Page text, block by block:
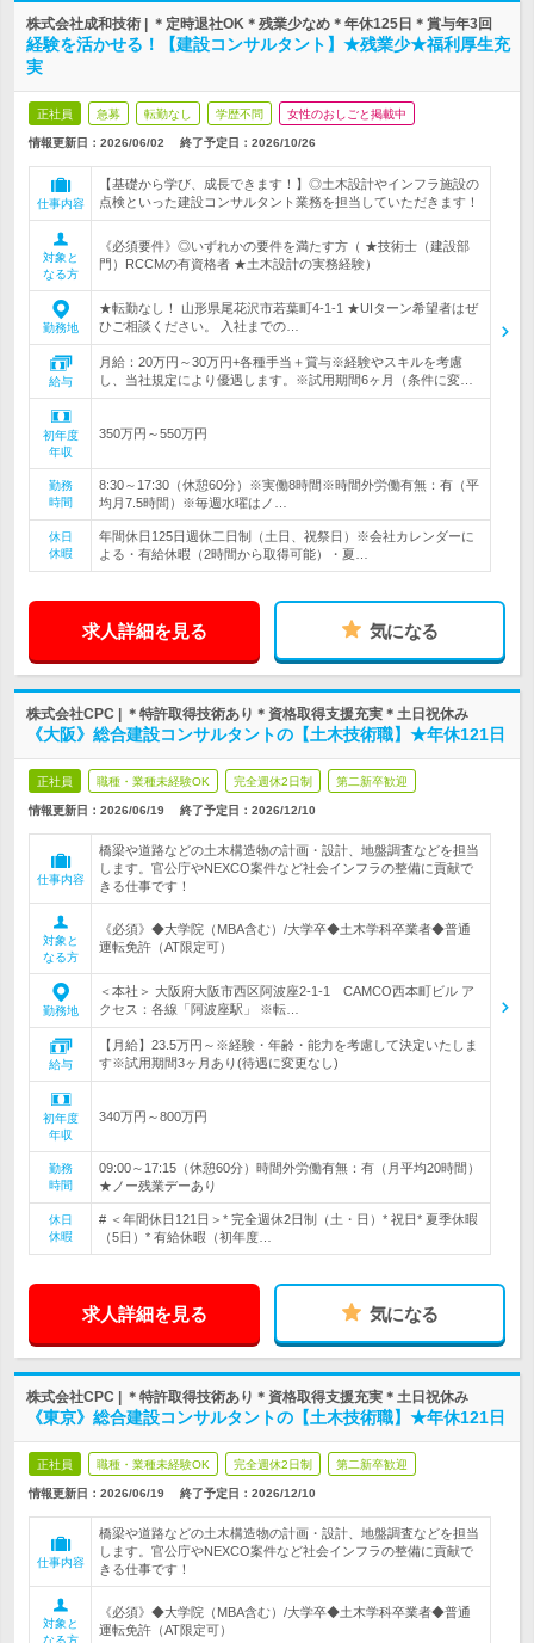
株式会社成和技術 | ＊定時退社OK＊残業少なめ＊年休125日＊賞与年3回
経験を活かせる！【建設コンサルタント】★残業少★福利厚生充
実
正社員 急募 転勤なし 学歴不問 女性のおしごと掲載中
情報更新日：2026/06/02 終了予定日： 2026/10/26
仕事内容
【基礎から学び、成長できます！】◎土木設計やインフラ施設の
点検といった建設コンサルタント業務を担当していただきます！
対象と
なる方
《必須要件》◎いずれかの要件を満たす方（ ★技術士（建設部
門）RCCMの有資格者 ★土木設計の実務経験）
勤務地
★転勤なし！ 山形県尾花沢市若葉町4-1-1 ★UIターン希望者はぜ
ひご相談ください。 入社までの…
給与
月給：20万円～30万円+各種手当＋賞与※経験やスキルを考慮
し、当社規定により優遇します。※試用期間6ヶ月（条件に変…
初年度
年収
350万円～550万円
勤務
時間
8:30～17:30（休憩60分）※実働8時間※時間外労働有無：有（平
均月7.5時間）※毎週水曜はノ…
休日
休暇
年間休日125日週休二日制（土日、祝祭日）※会社カレンダーに
よる・有給休暇（2時間から取得可能）・夏…
求人詳細を見る 気になる
株式会社CPC | ＊特許取得技術あり＊資格取得支援充実＊土日祝休み
《大阪》総合建設コンサルタントの【土木技術職】★年休121日
正社員 職種・業種未経験OK 完全週休2日制 第二新卒歓迎
情報更新日：2026/06/19 終了予定日： 2026/12/10
仕事内容
橋梁や道路などの土木構造物の計画・設計、地盤調査などを担当
します。官公庁やNEXCO案件など社会インフラの整備に貢献で
きる仕事です！
対象と
なる方
《必須》◆大学院（MBA含む）/大学卒◆土木学科卒業者◆普通
運転免許（AT限定可）
勤務地
＜本社＞ 大阪府大阪市西区阿波座2-1-1 CAMCO西本町ビル ア
クセス：各線「阿波座駅」 ※転…
給与
【月給】23.5万円～※経験・年齢・能力を考慮して決定いたしま
す※試用期間3ヶ月あり(待遇に変更なし)
初年度
年収
340万円～800万円
勤務
時間
09:00～17:15（休憩60分）時間外労働有無：有（月平均20時間）
★ノー残業デーあり
休日
休暇
# ＜年間休日121日＞* 完全週休2日制（土・日）* 祝日* 夏季休暇
（5日）* 有給休暇（初年度…
求人詳細を見る 気になる
株式会社CPC | ＊特許取得技術あり＊資格取得支援充実＊土日祝休み
《東京》総合建設コンサルタントの【土木技術職】★年休121日
正社員 職種・業種未経験OK 完全週休2日制 第二新卒歓迎
情報更新日：2026/06/19 終了予定日： 2026/12/10
仕事内容
橋梁や道路などの土木構造物の計画・設計、地盤調査などを担当
します。官公庁やNEXCO案件など社会インフラの整備に貢献で
きる仕事です！
対象と
なる方
《必須》◆大学院（MBA含む）/大学卒◆土木学科卒業者◆普通
運転免許（AT限定可）